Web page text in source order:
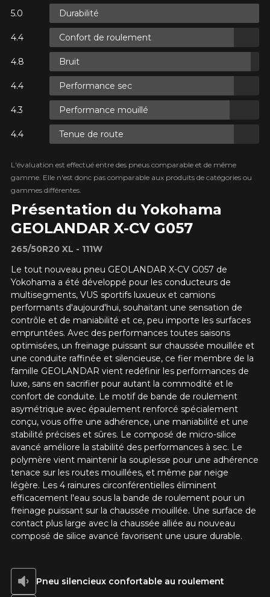
Présentation du Yokohama
GEOLANDAR X-CV G057
265/50R20 XL - 111W
Le tout nouveau pneu GEOLANDAR X-CV G057 de
Yokohama a été développé pour les conducteurs de
multisegments, VUS sportifs luxueux et camions
performants d'aujourd'hui, souhaitant une sensation de
contrôle et de maniabilité et ce, peu importe les surfaces
empruntées. Avec des performances toutes saisons
optimisées, un freinage puissant sur chaussée mouillée et
une conduite raffinée et silencieuse, ce fier membre de la
famille GEOLANDAR vient redéfinir les performances de
luxe, sans en sacrifier pour autant la commodité et le
confort de conduite. Le motif de bande de roulement
asymétrique avec épaulement renforcé spécialement
conçu, vous offre une adhérence, une maniabilité et une
stabilité précises et sûres. Le composé de micro-silice
avancé améliore la stabilité des performances à sec. Le
polymère vient maintenir la souplesse pour une adhérence
tenace sur les routes mouillées, et même par neige
légère. Les 4 rainures circonférentielles éliminent
efficacement l'eau sous la bande de roulement pour un
freinage puissant sur la chaussée mouillée. Une surface de
contact plus large avec la chaussée alliée au nouveau
composé de silice avancé favorisent une usure durable.
Durabilité
Confort de roulement
Bruit
Performance sec
Performance mouillé
Tenue de route
L'évaluation est effectué entre des pneus comparable et de même
gamme. Elle n'est donc pas comparable aux produits de catégories ou
gammes différentes.
Pneu silencieux confortable au roulement